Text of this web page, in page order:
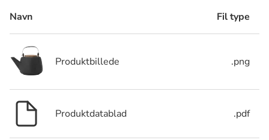
Navn Fil type
Produktbillede .png
Produktdatablad .pdf